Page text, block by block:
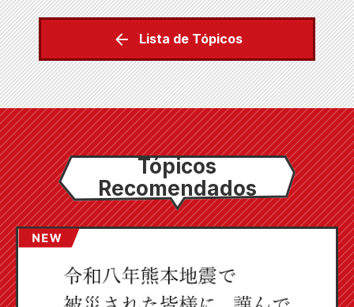
Lista de Tópicos
Tópicos
Recomendados